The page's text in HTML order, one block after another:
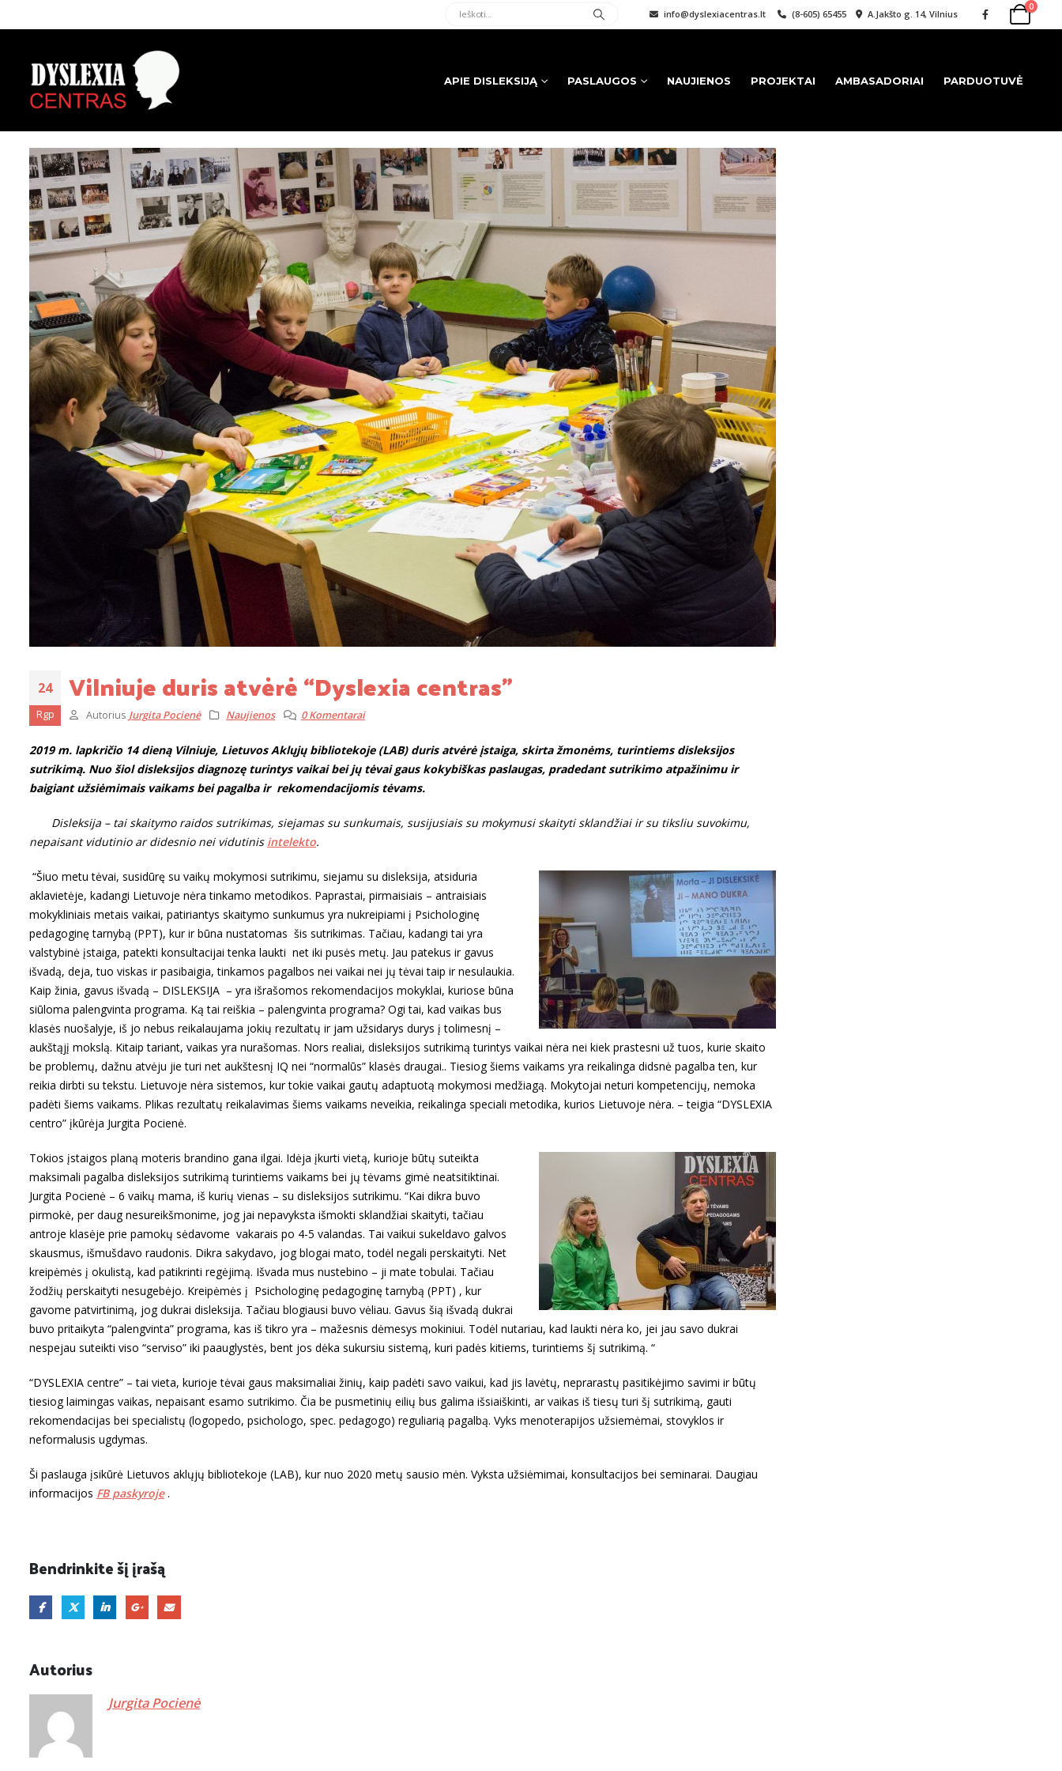
info@dyslexiacentras.lt (8-605) 65455 A.Jakšto g. 14, Vilnius
0
APIE DISLEKSIJĄ PASLAUGOS NAUJIENOS PROJEKTAI AMBASADORIAI PARDUOTUVĖ
24
Rgp
Vilniuje duris atvėrė “Dyslexia centras”
Autorius Jurgita Pocienė Naujienos 0 Komentarai
2019 m. lapkričio 14 dieną Vilniuje, Lietuvos Aklųjų bibliotekoje (LAB) duris atvėrė įstaiga, skirta žmonėms, turintiems disleksijos
sutrikimą. Nuo šiol disleksijos diagnozę turintys vaikai bei jų tėvai gaus kokybiškas paslaugas, pradedant sutrikimo atpažinimu ir
baigiant užsiėmimais vaikams bei pagalba ir rekomendacijomis tėvams.
Disleksija – tai skaitymo raidos sutrikimas, siejamas su sunkumais, susijusiais su mokymusi skaityti sklandžiai ir su tiksliu suvokimu,
nepaisant vidutinio ar didesnio nei vidutinis intelekto.
“Šiuo metu tėvai, susidūrę su vaikų mokymosi sutrikimu, siejamu su disleksija, atsiduria
aklavietėje, kadangi Lietuvoje nėra tinkamo metodikos. Paprastai, pirmaisiais – antraisiais
mokykliniais metais vaikai, patiriantys skaitymo sunkumus yra nukreipiami į Psichologinę
pedagoginę tarnybą (PPT), kur ir būna nustatomas šis sutrikimas. Tačiau, kadangi tai yra
valstybinė įstaiga, patekti konsultacijai tenka laukti net iki pusės metų. Jau patekus ir gavus
išvadą, deja, tuo viskas ir pasibaigia, tinkamos pagalbos nei vaikai nei jų tėvai taip ir nesulaukia.
Kaip žinia, gavus išvadą – DISLEKSIJA – yra išrašomos rekomendacijos mokyklai, kuriose būna
siūloma palengvinta programa. Ką tai reiškia – palengvinta programa? Ogi tai, kad vaikas bus
klasės nuošalyje, iš jo nebus reikalaujama jokių rezultatų ir jam užsidarys durys į tolimesnį –
aukštąjį mokslą. Kitaip tariant, vaikas yra nurašomas. Nors realiai, disleksijos sutrikimą turintys vaikai nėra nei kiek prastesni už tuos, kurie skaito
be problemų, dažnu atvėju jie turi net aukštesnį IQ nei “normalūs” klasės draugai.. Tiesiog šiems vaikams yra reikalinga didsnė pagalba ten, kur
reikia dirbti su tekstu. Lietuvoje nėra sistemos, kur tokie vaikai gautų adaptuotą mokymosi medžiagą. Mokytojai neturi kompetencijų, nemoka
padėti šiems vaikams. Plikas rezultatų reikalavimas šiems vaikams neveikia, reikalinga speciali metodika, kurios Lietuvoje nėra. – teigia “DYSLEXIA
centro” įkūrėja Jurgita Pocienė.
Tokios įstaigos planą moteris brandino gana ilgai. Idėja įkurti vietą, kurioje būtų suteikta
maksimali pagalba disleksijos sutrikimą turintiems vaikams bei jų tėvams gimė neatsitiktinai.
Jurgita Pocienė – 6 vaikų mama, iš kurių vienas – su disleksijos sutrikimu. “Kai dikra buvo
pirmokė, per daug nesureikšmonime, jog jai nepavyksta išmokti sklandžiai skaityti, tačiau
antroje klasėje prie pamokų sėdavome vakarais po 4-5 valandas. Tai vaikui sukeldavo galvos
skausmus, išmušdavo raudonis. Dikra sakydavo, jog blogai mato, todėl negali perskaityti. Net
kreipėmės į okulistą, kad patikrinti regėjimą. Išvada mus nustebino – ji mate tobulai. Tačiau
žodžių perskaityti nesugebėjo. Kreipėmės į Psichologinę pedagoginę tarnybą (PPT) , kur
gavome patvirtinimą, jog dukrai disleksija. Tačiau blogiausi buvo vėliau. Gavus šią išvadą dukrai
buvo pritaikyta “palengvinta” programa, kas iš tikro yra – mažesnis dėmesys mokiniui. Todėl nutariau, kad laukti nėra ko, jei jau savo dukrai
nespejau suteikti viso “serviso” iki paauglystės, bent jos dėka sukursiu sistemą, kuri padės kitiems, turintiems šį sutrikimą. “
“DYSLEXIA centre” – tai vieta, kurioje tėvai gaus maksimaliai žinių, kaip padėti savo vaikui, kad jis lavėtų, neprarastų pasitikėjimo savimi ir būtų
tiesiog laimingas vaikas, nepaisant esamo sutrikimo. Čia be pusmetinių eilių bus galima išsiaiškinti, ar vaikas iš tiesų turi šį sutrikimą, gauti
rekomendacijas bei specialistų (logopedo, psichologo, spec. pedagogo) reguliarią pagalbą. Vyks menoterapijos užsiemėmai, stovyklos ir
neformalusis ugdymas.
Ši paslauga įsikūrė Lietuvos aklųjų bibliotekoje (LAB), kur nuo 2020 metų sausio mėn. Vyksta užsiėmimai, konsultacijos bei seminarai. Daugiau
informacijos FB paskyroje.
Bendrinkite šį įrašą
Autorius
Jurgita Pocienė